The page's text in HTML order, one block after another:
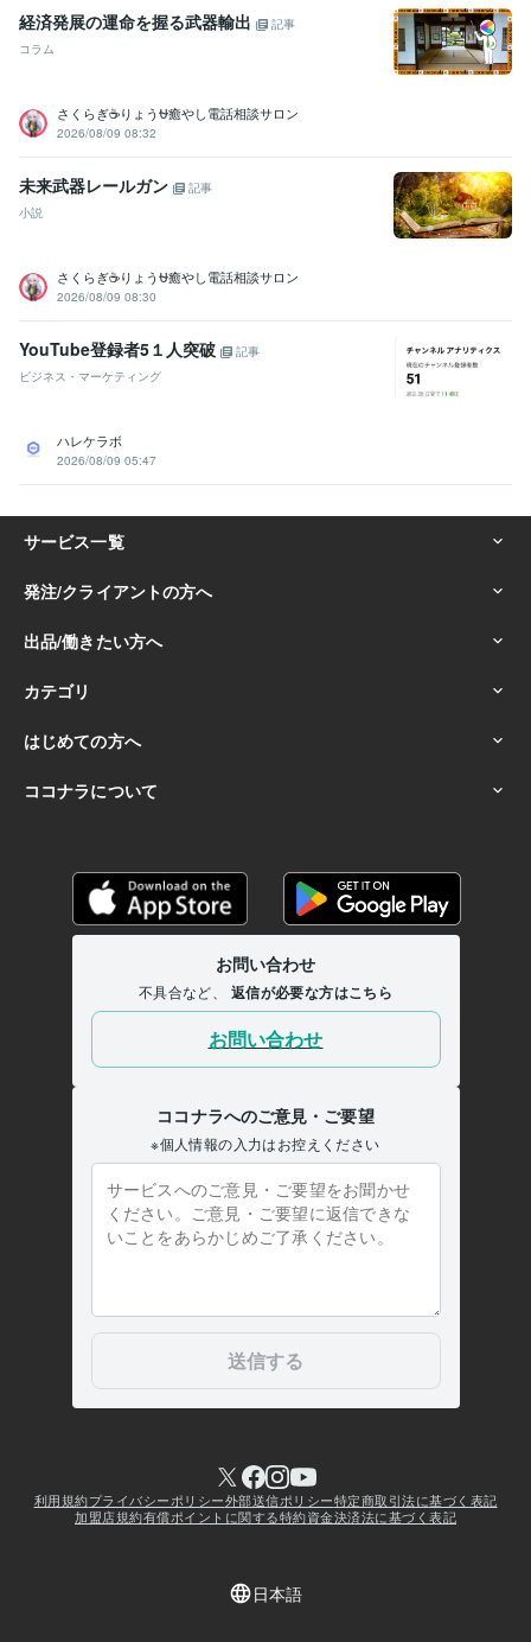
経済発展の運命を握る武器輸出
記事
コラム
さくらぎ☕りょう⛎癒やし電話相談サロン
2026/08/09 08:32
未来武器レールガン
記事
小説
さくらぎ☕りょう⛎癒やし電話相談サロン
2026/08/09 08:30
YouTube登録者5１人突破
記事
ビジネス・マーケティング
ハレケラボ
2026/08/09 05:47